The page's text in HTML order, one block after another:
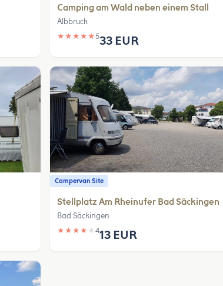
Camping am Wald neben einem Stall
Albbruck
★ ★ ★ ★ ★533 EUR
Campervan Site
Stellplatz Am Rheinufer Bad Säckingen
Bad Säckingen
★ ★ ★ ★ ★ 413 EUR